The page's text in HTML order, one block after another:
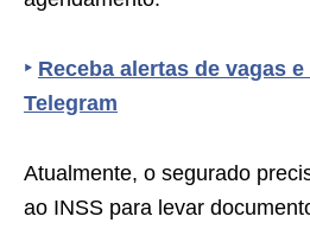
‣ Receba alertas de vagas
Telegram
Atualmente, o segurado
ao INSS para levar